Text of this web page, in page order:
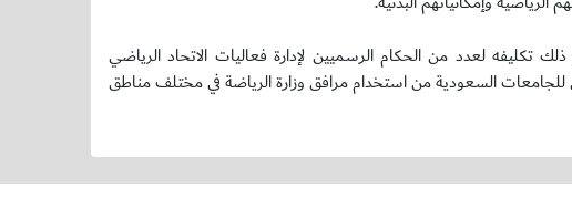
تكليفه لعدد من الحكام الرسميين لإدارة فعاليات الاتحاد الرياضي
السعودية من استخدام مرافق وزارة الرياضة في مختلف مناطق